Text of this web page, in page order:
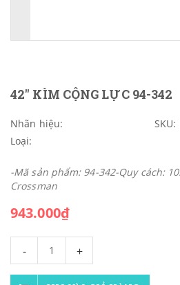
42" KÌM CỘNG LỰC 94-342
Nhãn hiệu: SKU:
Loại:
-Mã sản phẩm: 94-342-Quy cách:
Crossman
943.000₫
- +